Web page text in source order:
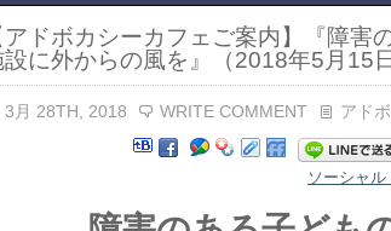
アドボカシーカフェご案内】『障
に外からの風を』（2018年5月15日
3月 28TH, 2018 WRITE COMMENT アド
ソーシャ